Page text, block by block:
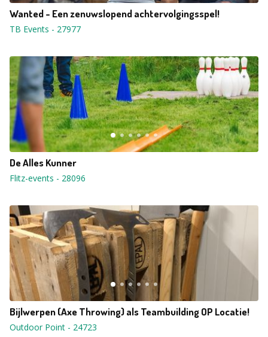
Wanted - Een zenuwslopend achtervolgingsspel!
TB Events - 27977
De Alles Kunner
Flitz-events - 28096
Bijlwerpen (Axe Throwing) als Teambuilding OP Locatie!
Outdoor Point - 24723